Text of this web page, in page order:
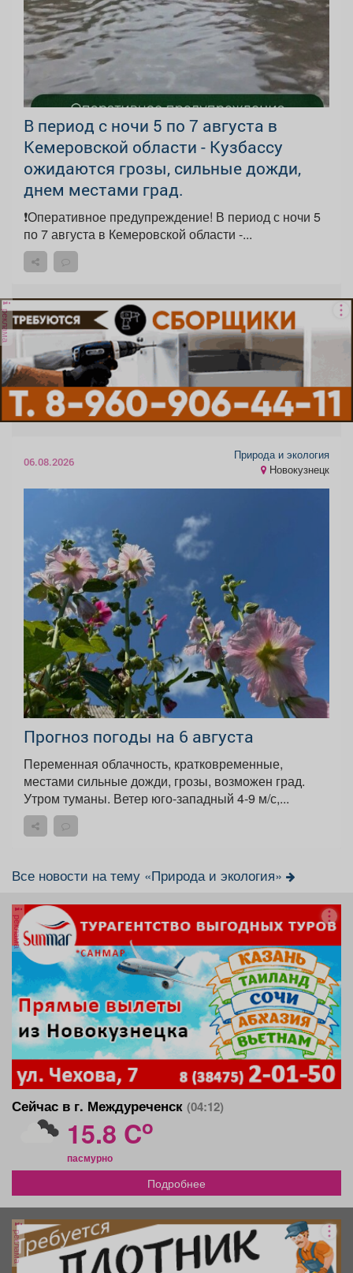
В период с ночи 5 по 7 августа в
Кемеровской области - Кузбассу
ожидаются грозы, сильные дожди,
днем местами град.
❗️Оперативное предупреждение! В период с ночи 5
по 7 августа в Кемеровской области -...
реклама
06.08.2026
Природа и экология
Новокузнецк
Прогноз погоды на 6 августа
Переменная облачность, кратковременные,
местами сильные дожди, грозы, возможен град.
Утром туманы. Ветер юго-западный 4-9 м/с,...
Все новости на тему «Природа и экология»
реклама
Сейчас в г. Междуреченск (04:12)
15.8 Co
пасмурно
Подробнее
реклама